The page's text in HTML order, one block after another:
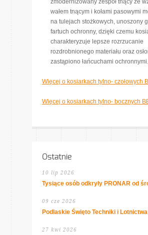
wałem tnącym i kołami pasowymi
na tulejach stożkowych, unoszony
fartuch ochronny, dzięki czemu
charakteryzuje lepsze rozrzucanie
rozdrobnionego materiału oraz
zastąpiono łańcuchami ochronnymi.
Więcej o kosiarkach tylno- czołowych
Więcej o kosiarkach tylno- bocznych
Ostatnie
10 lip 2026
Tysiące osób odkryły PRONAR od
09 cze 2026
Podlaskie Święto Techniki i
27 kwi 2026